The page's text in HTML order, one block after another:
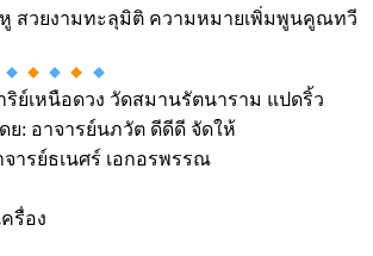
สวยงามทะลุมิติ ความหมายเพิ่มพูนคูณทวี
ริย์เหนือดวง วัดสมานรัตนาราม แปดริ้ว
: อาจารย์นภวัต ดีดีดี จัดให้
ารย์ธเนศร์ เอกอรพรรณ
รื่อง